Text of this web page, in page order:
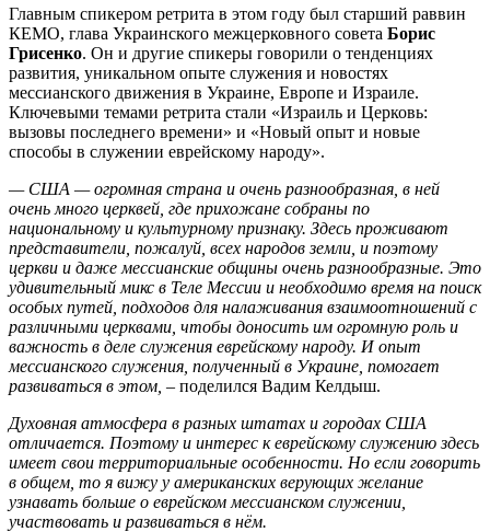
Главным спикером ретрита в этом году был старший раввин
КЕМО, глава Украинского межцерковного совета Борис
Грисенко. Он и другие спикеры говорили о тенденциях
развития, уникальном опыте служения и новостях
мессианского движения в Украине, Европе и Израиле.
Ключевыми темами ретрита стали «Израиль и Церковь:
вызовы последнего времени» и «Новый опыт и новые
способы в служении еврейскому народу».
— США — огромная страна и очень разнообразная, в ней
очень много церквей, где прихожане собраны по
национальному и культурному признаку. Здесь проживают
представители, пожалуй, всех народов земли, и поэтому
церкви и даже мессианские общины очень разнообразные. Это
удивительный микс в Теле Мессии и необходимо время на поиск
особых путей, подходов для налаживания взаимоотношений с
различными церквами, чтобы доносить им огромную роль и
важность в деле служения еврейскому народу. И опыт
мессианского служения, полученный в Украине, помогает
развиваться в этом, – поделился Вадим Келдыш.
Духовная атмосфера в разных штатах и городах США
отличается. Поэтому и интерес к еврейскому служению здесь
имеет свои территориальные особенности. Но если говорить
в общем, то я вижу у американских верующих желание
узнавать больше о еврейском мессианском служении,
участвовать и развиваться в нём.